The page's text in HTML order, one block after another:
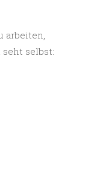
arbeiten,
selbst: